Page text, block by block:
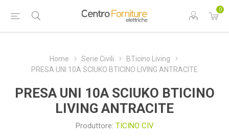
0
Home Serie Civili
BTicino Living
PRESA UNI 10A SCIUKO BTICINO LIVING ANTRACITE
PRESA UNI 10A SCIUKO BTICINO
LIVING ANTRACITE
Produttore: TICINO CIV